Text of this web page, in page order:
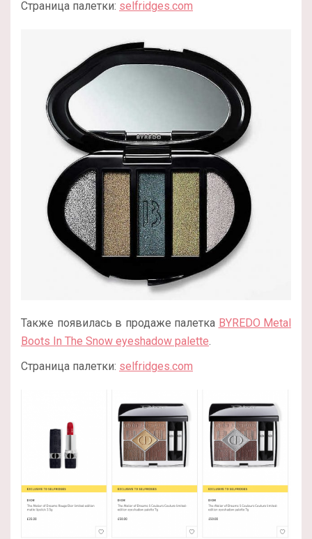
Страница палетки: selfridges.com
Также появилась в продаже палетка BYREDO Metal
Boots In The Snow eyeshadow palette.
Страница палетки: selfridges.com